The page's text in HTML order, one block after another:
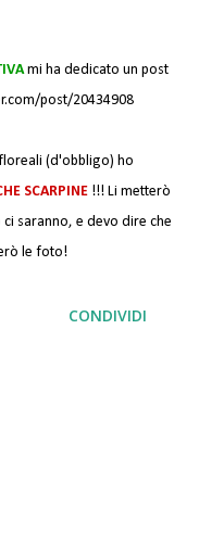
mi ha dedicato un post
post/20434908
(d'obbligo) ho
SCARPINE !!! Li metterò
saranno, e devo dire che
le foto!
CONDIVIDI